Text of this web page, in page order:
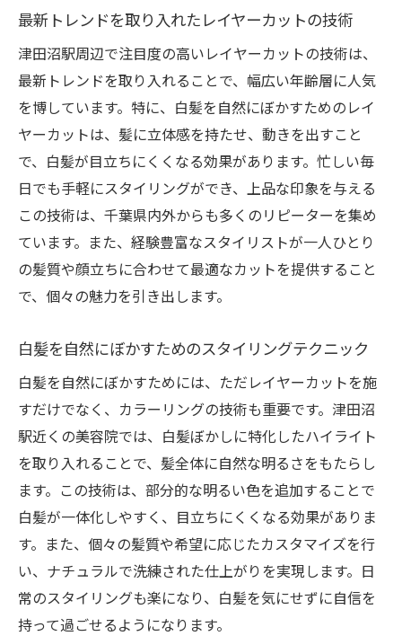
性
津田沼駅での施術がもたらす美しさとは
白髪を自然にカバーする津田沼駅近くのレイヤ
ーカット術
自然な仕上がりを実現するカットのコツ
白髪を目立たなくするカラーの選び方
忙しい日常でも長持ちするスタイルの維持
方法
スタイリストがおすすめするホームケア製
品
顧客の声：レイヤーカットで変わった日常
忙しい日常にぴったり！津田沼駅のレイヤーカ
ットで白髪をぼかす方法
ライフスタイルに合ったスタイルの提案
ヘアケアを怠らないための簡単テクニック
サロン選びで失敗しないためのポイント
白髪ぼかしに適した最新の製品紹介
自宅でできる簡単スタイリング法
スタイリストのアドバイスを活かした美容
法
最新トレンドを取り入れたレイヤーカットの技術
津田沼駅周辺で注目度の高いレイヤーカットの技術は、
最新トレンドを取り入れることで、幅広い年齢層に人気
を博しています。特に、白髪を自然にぼかすためのレイ
ヤーカットは、髪に立体感を持たせ、動きを出すこと
で、白髪が目立ちにくくなる効果があります。忙しい毎
日でも手軽にスタイリングができ、上品な印象を与える
この技術は、千葉県内外からも多くのリピーターを集め
ています。また、経験豊富なスタイリストが一人ひとり
の髪質や顔立ちに合わせて最適なカットを提供すること
で、個々の魅力を引き出します。
白髪を自然にぼかすためのスタイリングテクニック
白髪を自然にぼかすためには、ただレイヤーカットを施
すだけでなく、カラーリングの技術も重要です。津田沼
駅近くの美容院では、白髪ぼかしに特化したハイライト
を取り入れることで、髪全体に自然な明るさをもたらし
ます。この技術は、部分的な明るい色を追加することで
白髪が一体化しやすく、目立ちにくくなる効果がありま
す。また、個々の髪質や希望に応じたカスタマイズを行
い、ナチュラルで洗練された仕上がりを実現します。日
常のスタイリングも楽になり、白髪を気にせずに自信を
持って過ごせるようになります。